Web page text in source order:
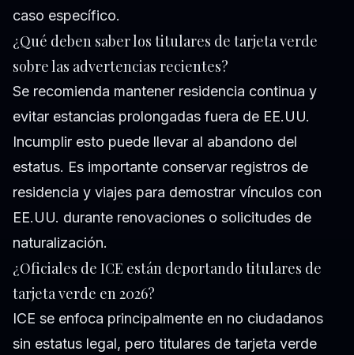
caso específico.
¿Qué deben saber los titulares de tarjeta verde
sobre las advertencias recientes?
Se recomienda mantener residencia continua y
evitar estancias prolongadas fuera de EE.UU.
Incumplir esto puede llevar al abandono del
estatus. Es importante conservar registros de
residencia y viajes para demostrar vínculos con
EE.UU. durante renovaciones o solicitudes de
naturalización.
¿Oficiales de ICE están deportando titulares de
tarjeta verde en 2026?
ICE se enfoca principalmente en no ciudadanos
sin estatus legal, pero titulares de tarjeta verde